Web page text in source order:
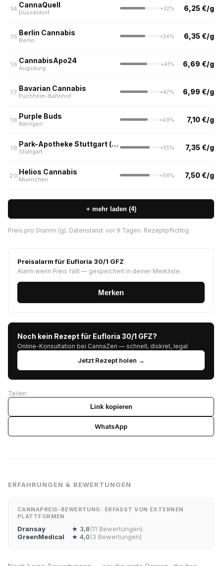
14 CannaQuell
Düsseldorf
+32% 6,25 €/g
15 Berlin Cannabis
Berlin
+34% 6,35 €/g
16 CannabisApo24
Augsburg
+41% 6,69 €/g
17 Bavarian Cannabis
Puchheim-Bahnhof
+47% 6,99 €/g
18 Purple Buds
Ratingen
+49% 7,10 €/g
19 Park-Apotheke Stuttgart (nur Abholung & Botendienst)
Stuttgart
+55% 7,35 €/g
20Helios Cannabis
Muenchen
+58% 7,50 €/g
+ mehr laden (4)
Preis pro Gramm (g). Datenstand: vor 9 Tagen. Rezeptpflichtig.
Preisalarm für Eufloria 30/1 GFZ
Alarm wenn Preis fällt — gespeichert in deiner Merkliste.
Merken
Noch kein Rezept für Eufloria 30/1 GFZ?
Online-Konsultation bei CannaZen — schnell, diskret, legal
Jetzt Rezept holen →
Teilen:
Link kopieren
WhatsApp
ERFAHRUNGEN & BEWERTUNGEN
CANNAPREIS-BEWERTUNG: ERFASST VON EXTERNEN
PLATTFORMEN
Dransay ★ 3,8(11 Bewertungen)
GreenMedical
★ 4,0(3 Bewertungen)